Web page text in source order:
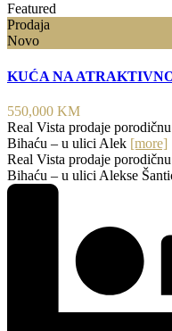
Featured
Prodaja
Novo
KUĆA NA
550,000 KM
Real Vista prodaje
Bihaću – u ulici Alek [more]
Real Vista prodaje
Bihaću – u ulici Alekse